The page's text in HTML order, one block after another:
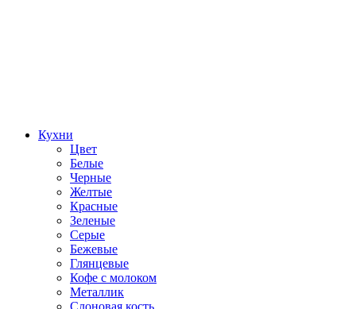
Кухни
Цвет
Белые
Черные
Желтые
Красные
Зеленые
Серые
Бежевые
Глянцевые
Кофе с молоком
Металлик
Слоновая кость